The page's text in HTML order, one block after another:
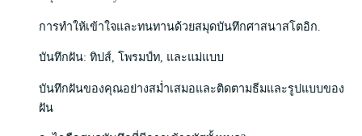
การทำให้เข้าใจและทนทานด้วยสมุดบันทึกศาสนาสโตอิก.
บันทึกฝัน: ทิปส์, โพรมป์ท, และแม่แบบ
บันทึกฝันของคุณอย่างสม่ำเสมอและติดตามธีมและรูปแบบของ
ฝัน